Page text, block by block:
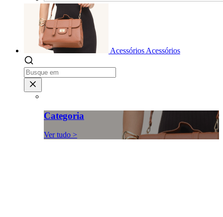
Acessórios Acessórios
Categoria
Ver tudo >